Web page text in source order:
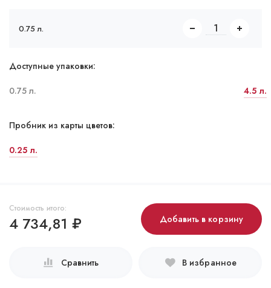
0.75 л.
Доступные упаковки:
0.75 л. 4.5 л.
Пробник из карты цветов:
0.25 л.
Стоимость итого:
4 734,81 ₽ Добавить в корзину
Сравнить В избранное